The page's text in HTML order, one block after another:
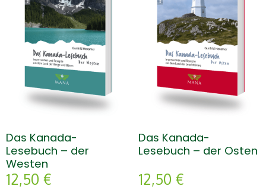
Das Kanada-
Lesebuch – der
Westen
12,50 €
Das Kanada-
Lesebuch – der Osten
12,50 €